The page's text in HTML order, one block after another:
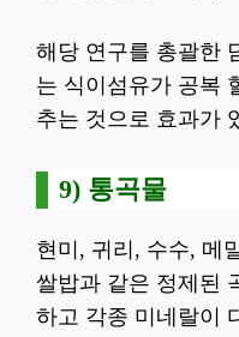
해당 연구를 총괄한
는 식이섬유가 공복
추는 것으로 효과가
9) 통곡물
현미, 귀리, 수수, 메
쌀밥과 같은 정제된
하고 각종 미네랄이